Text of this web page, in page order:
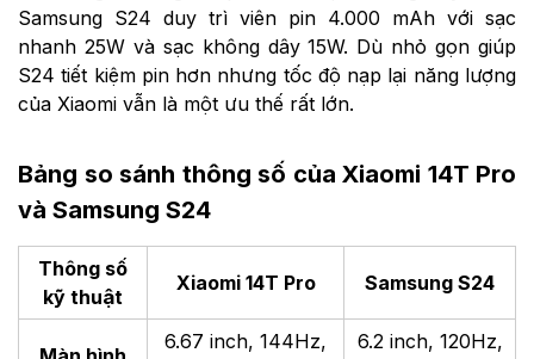
Samsung S24 duy trì viên pin 4.000 mAh với sạc
nhanh 25W và sạc không dây 15W. Dù nhỏ gọn giúp
S24 tiết kiệm pin hơn nhưng tốc độ nạp lại năng lượng
của Xiaomi vẫn là một ưu thế rất lớn.
Bảng so sánh thông số của Xiaomi 14T Pro
và Samsung S24
Thông số
kỹ thuật
Xiaomi 14T Pro Samsung S24
6.67 inch, 144Hz,
6.2 inch, 120Hz,